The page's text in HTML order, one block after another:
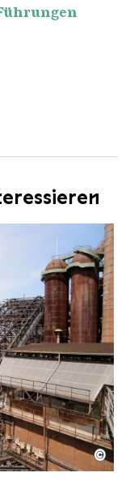
Hütte mit
Hütte | Karl
©